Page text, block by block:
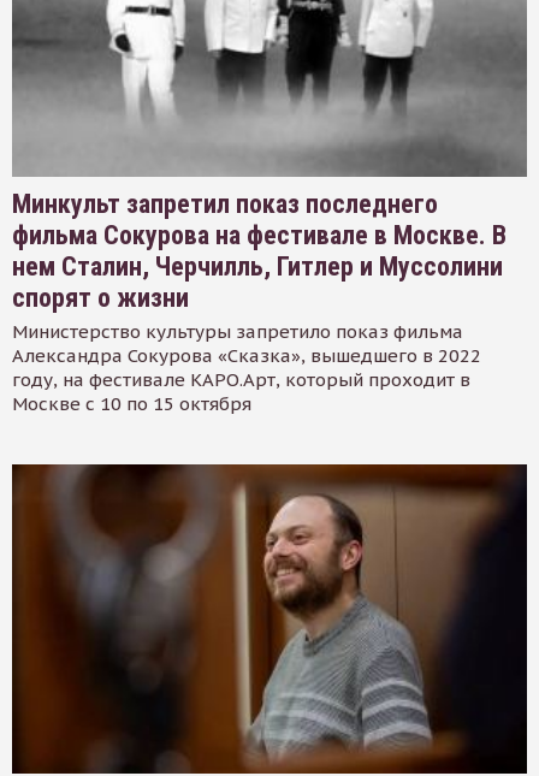
Минкульт запретил показ последнего
фильма Сокурова на фестивале в Москве. В
нем Сталин, Черчилль, Гитлер и Муссолини
спорят о жизни
Министерство культуры запретило показ фильма
Александра Сокурова «Сказка», вышедшего в 2022
году, на фестивале КАРО.Арт, который проходит в
Москве с 10 по 15 октября